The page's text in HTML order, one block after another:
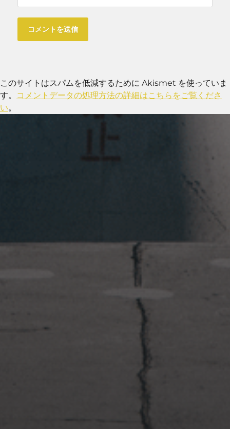
このサイトはスパムを低減するために Akismet を使っていま
す。
コメントデータの処理方法の詳細はこちらをご覧くださ
い。
岩国周辺遠征~ふぐパーティナ